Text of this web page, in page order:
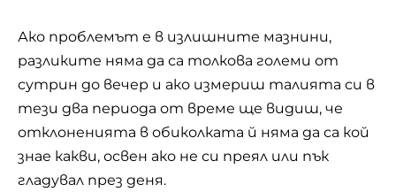
Ако проблемът е в излишните мазнини,
разликите няма да са толкова големи от
сутрин до вечер и ако измериш талията си в
тези два периода от време ще видиш, че
отклоненията в обиколката й няма да са кой
знае какви, освен ако не си преял или пък
гладувал през деня.